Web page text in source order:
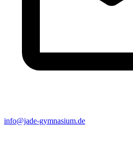
info@jade-gymnasium.de